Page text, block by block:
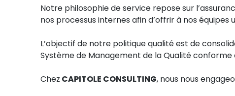
Notre philosophie de service repose sur
nos processus internes afin d’offrir à nos
L’objectif de notre politique qualité est de
Système de Management de la Qualité conforme
Chez CAPITOLE CONSULTING, nous nous